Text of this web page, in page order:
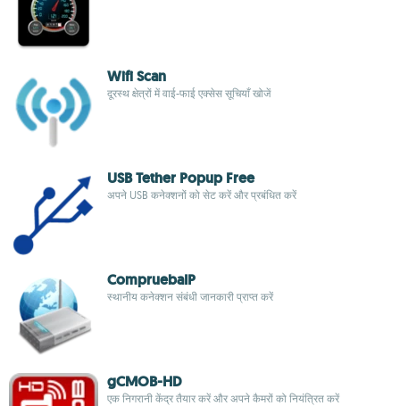
Wifi Scan
दूरस्थ क्षेत्रों में वाई-फाई एक्सेस सूचियाँ खोजें
USB Tether Popup Free
अपने USB कनेक्शनों को सेट करें और प्रबंधित करें
CompruebaIP
स्थानीय कनेक्शन संबंधी जानकारी प्राप्त करें
gCMOB-HD
एक निगरानी केंद्र तैयार करें और अपने कैमरों को नियंत्रित करें